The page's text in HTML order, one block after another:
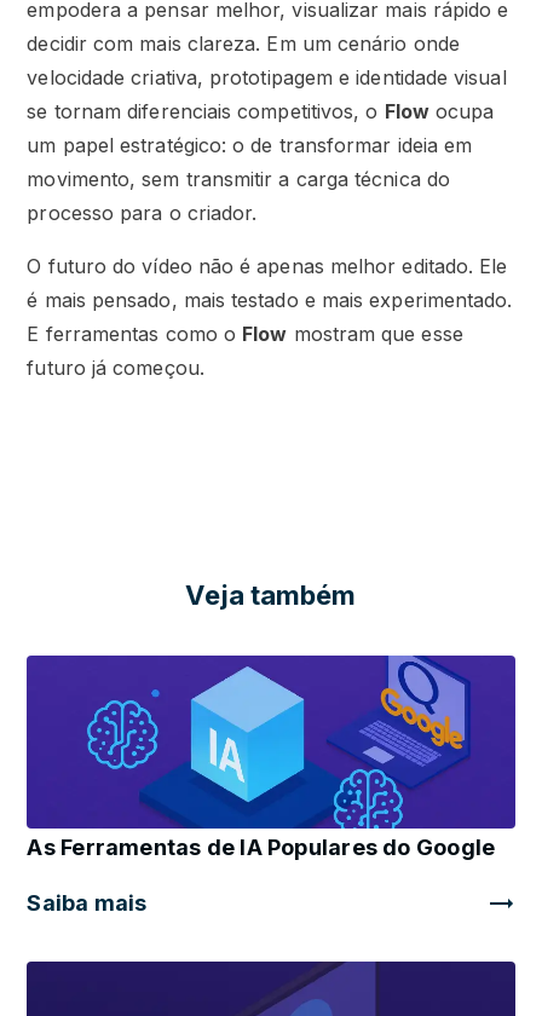
empodera a pensar melhor, visualizar mais rápido e
decidir com mais clareza. Em um cenário onde
velocidade criativa, prototipagem e identidade visual
se tornam diferenciais competitivos, o Flowocupa
um papel estratégico: o de transformar ideia em
movimento, sem transmitir a carga técnica do
processo para o criador.
O futuro do vídeo não é apenas melhor editado. Ele
é mais pensado, mais testado e mais experimentado.
E ferramentas como o Flow mostram que esse
futuro já começou.
Veja também
As Ferramentas de IA Populares do Google
Saiba mais